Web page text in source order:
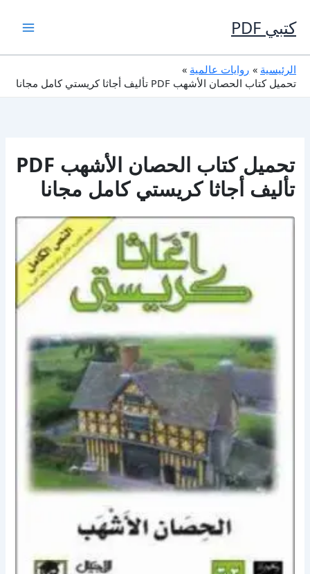
إلى
المحتوى
كتبي PDF
الرئيسية
روايات عالمية
تحميل كتاب الحصان الأشهب PDF تأليف أجاثا كريستي كامل مجانا
تحميل كتاب الحصان الأشهب PDF
تأليف أجاثا كريستي كامل مجانا